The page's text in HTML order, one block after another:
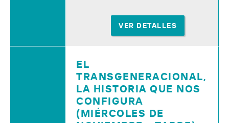
VER DETALLES
EL
TRANSGENERACIONAL,
LA HISTORIA QUE NOS
CONFIGURA
(MIÉRCOLES DE